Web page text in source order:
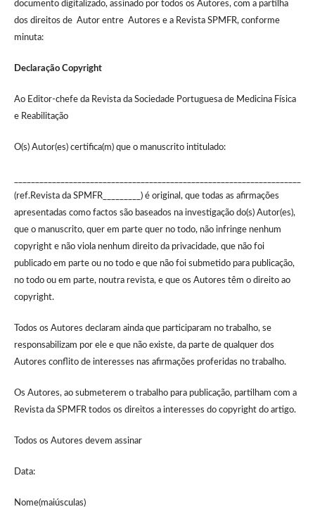
documento digitalizado, assinado por todos os Autores, com a partilha
dos direitos de Autor entre Autores e a Revista SPMFR, conforme
minuta:
Declaração Copyright
Ao Editor-chefe da Revista da Sociedade Portuguesa de Medicina Física
e Reabilitação
O(s) Autor(es) certifica(m) que o manuscrito intitulado:
(ref.Revista da SPMFR_________) é original, que todas as afirmações
apresentadas como factos são baseados na investigação do(s) Autor(es),
que o manuscrito, quer em parte quer no todo, não infringe nenhum
copyright e não viola nenhum direito da privacidade, que não foi
publicado em parte ou no todo e que não foi submetido para publicação,
no todo ou em parte, noutra revista, e que os Autores têm o direito ao
copyright.
Todos os Autores declaram ainda que participaram no trabalho, se
responsabilizam por ele e que não existe, da parte de qualquer dos
Autores conflito de interesses nas afirmações proferidas no trabalho.
Os Autores, ao submeterem o trabalho para publicação, partilham com a
Revista da SPMFR todos os direitos a interesses do copyright do artigo.
Todos os Autores devem assinar
Data:
Nome(maiúsculas)